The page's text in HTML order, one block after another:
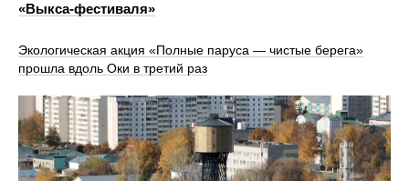
«Выкса-фестиваля»
Экологическая акция «Полные паруса — чистые берега»
прошла вдоль Оки в третий раз